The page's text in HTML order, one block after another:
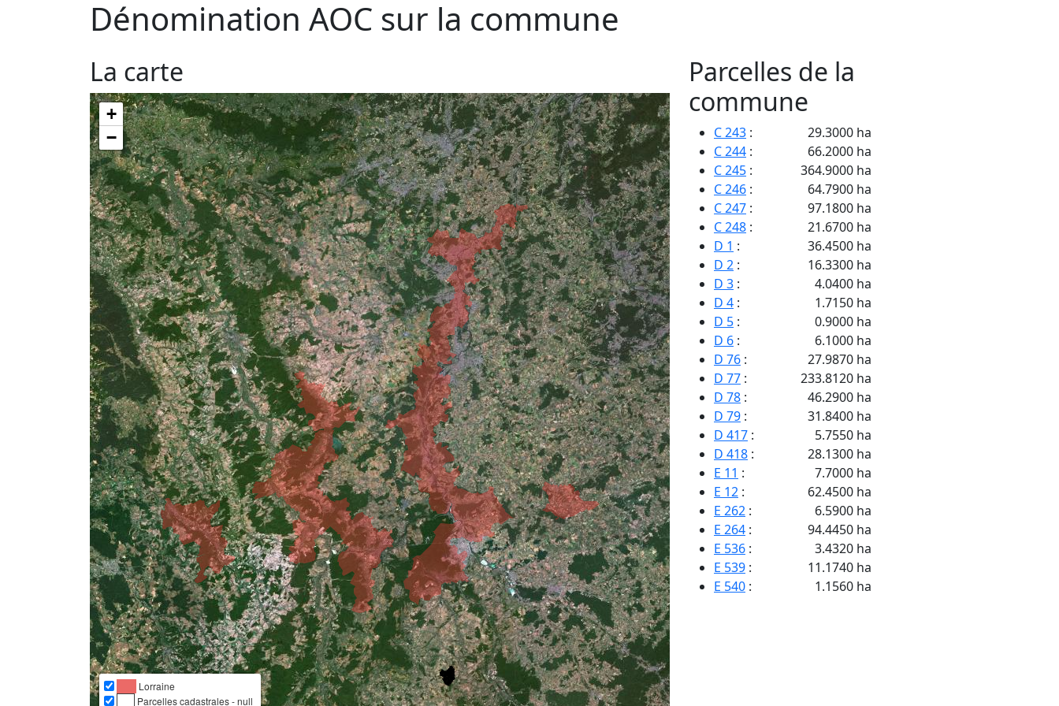
Dénomination AOC sur la commune
La carte
+
−
Lorraine
Parcelles cadastrales - null
Parcelles de la
commune
C 243 :
29.3000 ha
C 244 :
66.2000 ha
C 245 :
364.9000 ha
C 246 :
64.7900 ha
C 247 :
97.1800 ha
C 248 :
21.6700 ha
D 1 :
36.4500 ha
D 2 :
16.3300 ha
D 3 :
4.0400 ha
D 4 :
1.7150 ha
D 5 :
0.9000 ha
D 6 :
6.1000 ha
D 76 :
27.9870 ha
D 77 :
233.8120 ha
D 78 :
46.2900 ha
D 79 :
31.8400 ha
D 417 :
5.7550 ha
D 418 :
28.1300 ha
E 11 :
7.7000 ha
E 12 :
62.4500 ha
E 262 :
6.5900 ha
E 264 :
94.4450 ha
E 536 :
3.4320 ha
E 539 :
11.1740 ha
E 540 :
1.1560 ha